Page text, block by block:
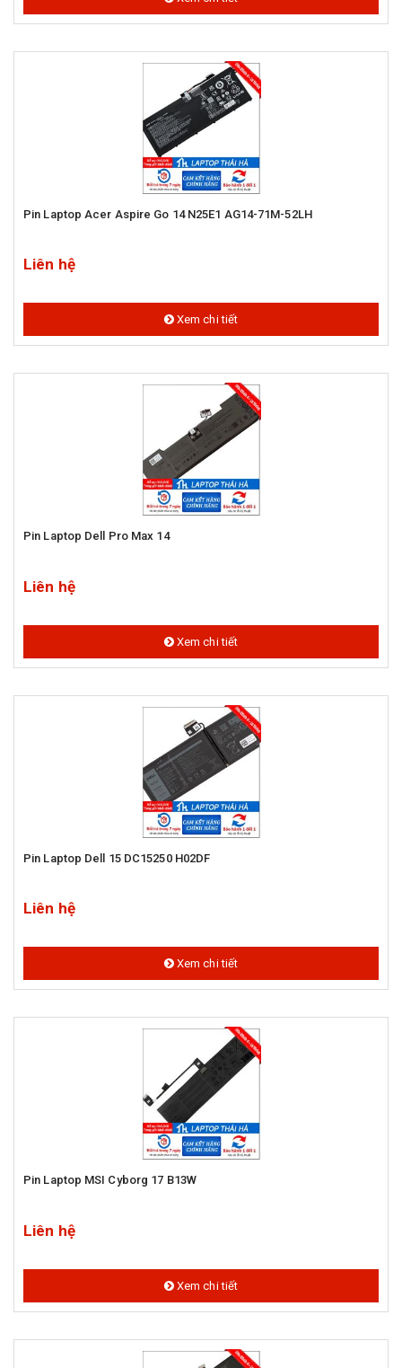
Pin Laptop Acer Aspire Go 14 N25E1 AG14-71M-52LH
Liên hệ
Xem chi tiết
Pin Laptop Dell Pro Max 14
Liên hệ
Xem chi tiết
Pin Laptop Dell 15 DC15250 H02DF
Liên hệ
Xem chi tiết
Pin Laptop MSI Cyborg 17 B13W
Liên hệ
Xem chi tiết